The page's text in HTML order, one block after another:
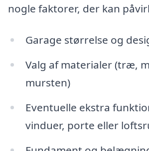
nogle faktorer, der kan
Garage størrelse og
Valg af materialer (træ,
mursten)
Eventuelle ekstra
vinduer, porte eller